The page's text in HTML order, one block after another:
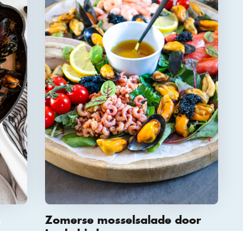
Zomerse mosselsalade door